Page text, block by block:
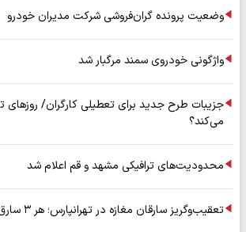
وضعیت پرونده گران‌فروشی شرکت مدیران خودرو
واژگونی خودروی سمند مرگبار شد
جزیبات طرح جدید برای تعطیلی کارگران/ روزهای
می‌کند؟
محدودیت‌های ترافیکی مشهد و قم اعلام شد
تعقیب‌وگریز سارقان مغازه در تهرانپارس؛ هر ۳ سارق دستگیر شدند